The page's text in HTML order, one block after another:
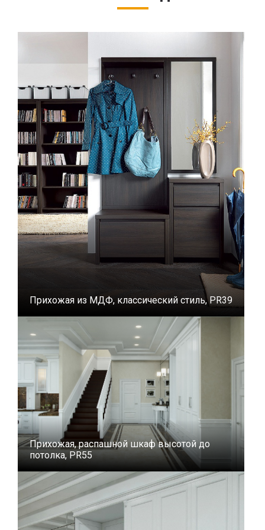
Прихожая из МДФ, классический стиль, PR39
Прихожая, распашной шкаф высотой до
потолка, PR55